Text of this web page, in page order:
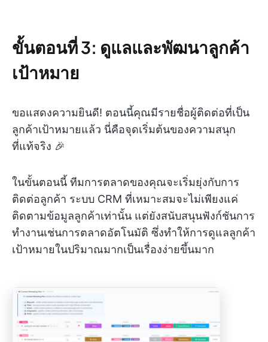
ขั้นตอนที่ 3: ดูแลและพัฒนาลูกค้า
เป้าหมาย
ขอแสดงความยินดี! ตอนนี้คุณมีรายชื่อผู้ติดต่อที่เป็น
ลูกค้าเป้าหมายแล้ว นี่คือจุดเริ่มต้นของความสนุก
ที่แท้จริง 🎉
ในขั้นตอนนี้ ทีมการตลาดของคุณจะเริ่มยุ่งกับการ
ติดต่อลูกค้า ระบบ CRM ที่เหมาะสมจะไม่เพียงแค่
ติดตามข้อมูลลูกค้าเท่านั้น แต่ยังสนับสนุนฟังก์ชันการ
ทำงานเช่นการตลาดอัตโนมัติ ซึ่งทำให้การดูแลลูกค้า
เป้าหมายในปริมาณมากเป็นเรื่องง่ายขึ้นมาก